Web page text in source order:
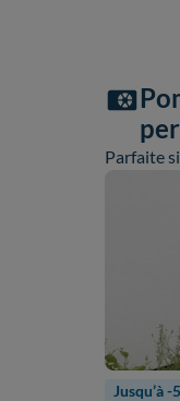
Parfaite
Jusqu’à